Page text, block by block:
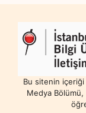
Bu sitenin
Medya